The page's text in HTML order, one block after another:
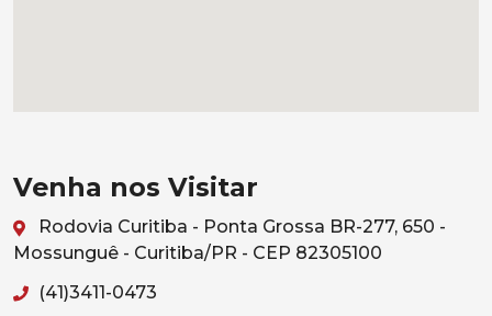
Venha nos Visitar
Rodovia Curitiba - Ponta Grossa BR-277, 650 -
Mossunguê - Curitiba/PR - CEP 82305100
(41)3411-0473